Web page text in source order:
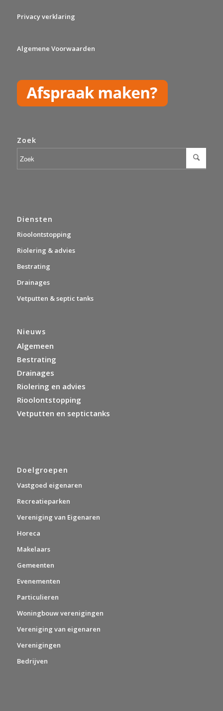
Privacy verklaring
Algemene Voorwaarden
Zoek
Diensten
Rioolontstopping
Riolering & advies
Bestrating
Drainages
Vetputten & septic tanks
Nieuws
Algemeen
Bestrating
Drainages
Riolering en advies
Rioolontstopping
Vetputten en septictanks
Doelgroepen
Vastgoed eigenaren
Recreatieparken
Vereniging van Eigenaren
Horeca
Makelaars
Gemeenten
Evenementen
Particulieren
Woningbouw verenigingen
Vereniging van eigenaren
Verenigingen
Bedrijven